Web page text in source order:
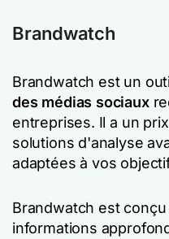
Brandwatch
Brandwatch est un
des médias sociaux
entreprises. Il a un
solutions d'analyse
adaptées à vos
Brandwatch est
informations